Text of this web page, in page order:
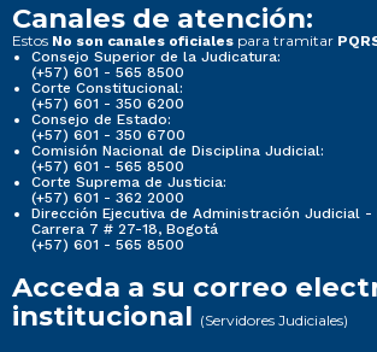
Canales de atención:
Estos No son canales oficiales para tramitar
Consejo Superior de la Judicatura:
(+57) 601 - 565 8500
Corte Constitucional:
(+57) 601 - 350 6200
Consejo de Estado:
(+57) 601 - 350 6700
Comisión Nacional de Disciplina Judicial:
(+57) 601 - 565 8500
Corte Suprema de Justicia:
(+57) 601 - 362 2000
Dirección Ejecutiva de Administración Judicial -
Carrera 7 # 27-18, Bogotá
(+57) 601 - 565 8500
Acceda a su correo
institucional (Servidores Judiciales)